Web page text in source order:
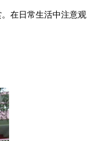
在日常生活中注意观